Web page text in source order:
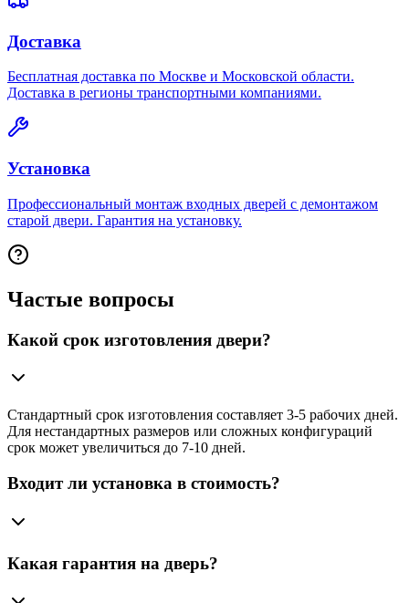
Доставка
Бесплатная доставка по Москве и Московской области.
Доставка в регионы транспортными компаниями.
Установка
Профессиональный монтаж входных дверей с демонтажом
старой двери. Гарантия на установку.
Частые вопросы
Какой срок изготовления двери?
Стандартный срок изготовления составляет 3-5 рабочих дней.
Для нестандартных размеров или сложных конфигураций
срок может увеличиться до 7-10 дней.
Входит ли установка в стоимость?
Какая гарантия на дверь?